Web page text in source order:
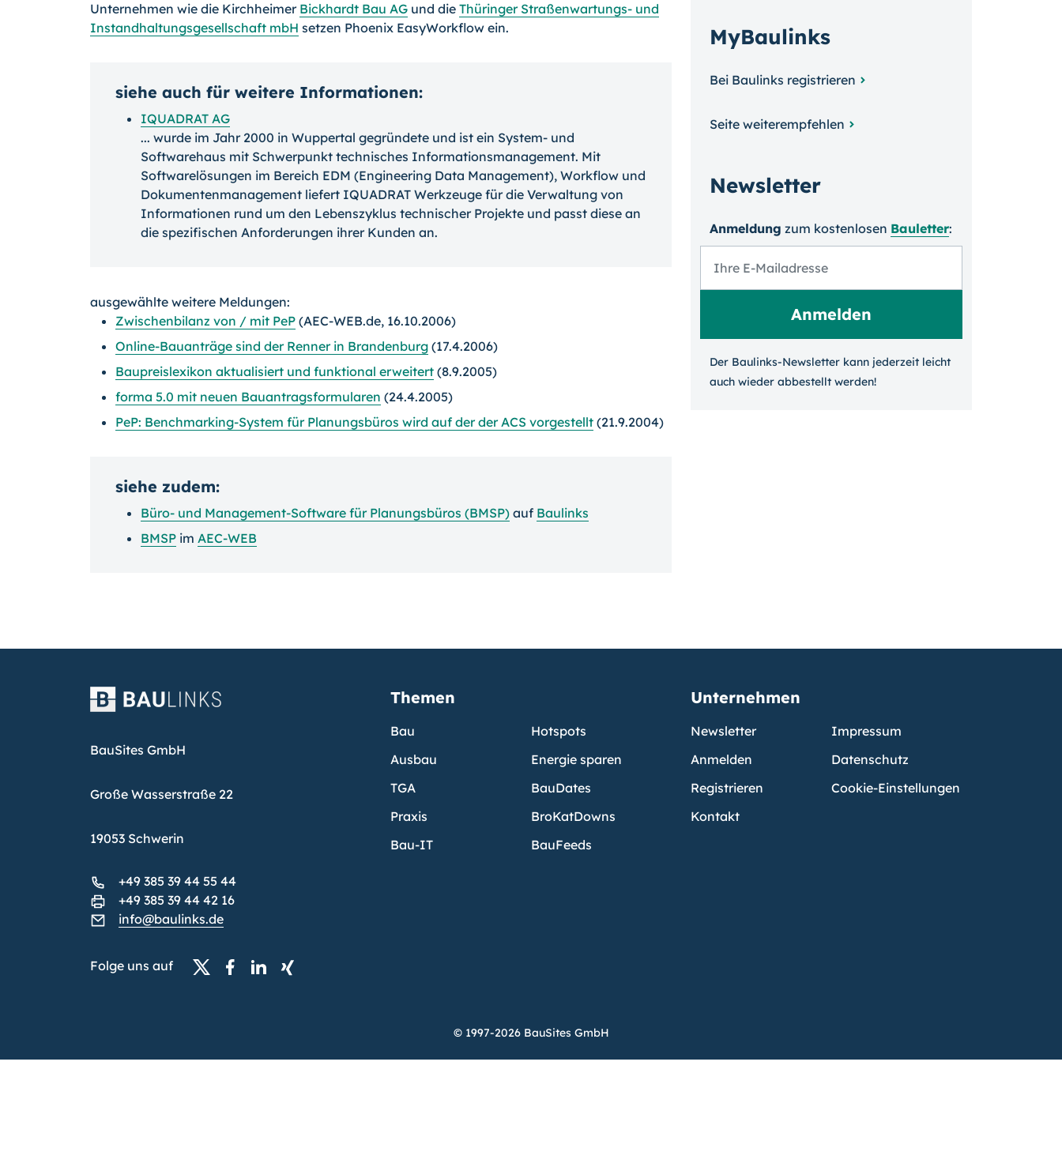
Unternehmen wie die Kirchheimer Bickhardt Bau AG und die Thüringer Straßenwartungs- und
Instandhaltungsgesellschaft mbH setzen Phoenix EasyWorkflow ein.
siehe auch für weitere Informationen:
IQUADRAT AG
... wurde im Jahr 2000 in Wuppertal gegründete und ist ein System- und
Softwarehaus mit Schwerpunkt technisches Informationsmanagement. Mit
Softwarelösungen im Bereich EDM (Engineering Data Management), Workflow und
Dokumentenmanagement liefert IQUADRAT Werkzeuge für die Verwaltung von
Informationen rund um den Lebenszyklus technischer Projekte und passt diese an
die spezifischen Anforderungen ihrer Kunden an.
ausgewählte weitere Meldungen:
Zwischenbilanz von / mit PeP (AEC-WEB.de, 16.10.2006)
Online-Bauanträge sind der Renner in Brandenburg (17.4.2006)
Baupreislexikon aktualisiert und funktional erweitert (8.9.2005)
forma 5.0 mit neuen Bauantragsformularen (24.4.2005)
PeP: Benchmarking-System für Planungsbüros wird auf der der ACS vorgestellt (21.9.2004)
siehe zudem:
Büro- und Management-Software für Planungsbüros (BMSP) auf Baulinks
BMSP im AEC-WEB
MyBaulinks
Bei Baulinks registrieren
Seite weiterempfehlen
Newsletter
Anmeldung zum kosten­losen Bauletter:
Der Baulinks-Newsletter kann jeder­zeit leicht
auch wieder ab­bestellt werden!
BauSites GmbH
Große Wasserstraße 22
19053 Schwerin
+49 385 39 44 55 44
+49 385 39 44 42 16
info@baulinks.de
Folge uns auf
Themen
Bau
Ausbau
TGA
Praxis
Bau-IT
Hotspots
Energie sparen
BauDates
BroKatDowns
BauFeeds
Unternehmen
Newsletter
Anmelden
Registrieren
Kontakt
Impressum
Datenschutz
Cookie-Einstellungen
© 1997-2026 BauSites GmbH